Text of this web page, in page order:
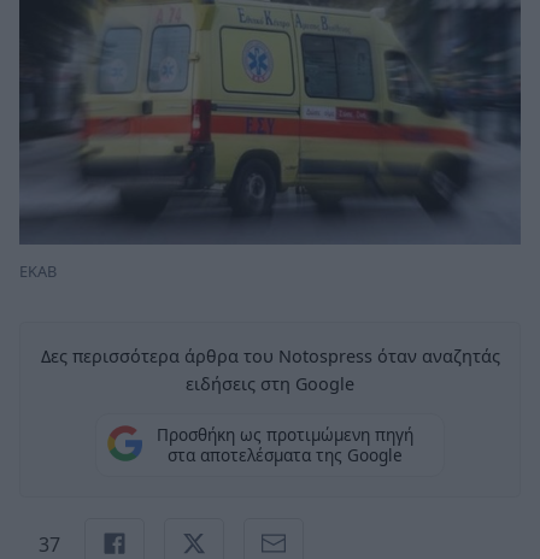
ΕΚΑΒ
Δες περισσότερα άρθρα του Notospress όταν αναζητάς
ειδήσεις στη Google
Προσθήκη ως προτιμώμενη πηγή
στα αποτελέσματα της Google
37